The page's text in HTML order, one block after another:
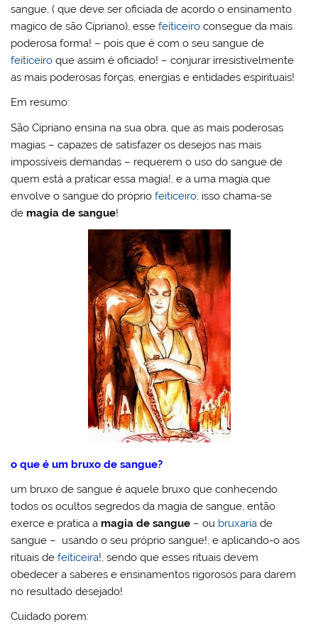
sangue, ( que deve ser oficiada de acordo o ensinamento
magico de são Cipriano), essefeiticeiro consegue da mais
poderosa forma! – pois que é com o seu sangue de
feiticeiro que assim é oficiado! – conjurar irresistivelmente
as mais poderosas forças, energias e entidades espirituais!
Em resumo:
São Cipriano ensina na sua obra, que as mais poderosas
magias – capazes de satisfazer os desejos nas mais
impossíveis demandas – requerem o uso do sangue de
quem está a praticar essa magia!, e a uma magia que
envolve o sangue do própriofeiticeiro, isso chama-se
de magia de sangue!
o que é um bruxo de sangue?
um bruxo de sangue é aquele bruxo que conhecendo
todos os ocultos segredos da magia de sangue, então
exerce e pratica a magia de sangue – ou bruxaria de
sangue – usando o seu próprio sangue!, e aplicando-o aos
rituais defeiticeira!, sendo que esses rituais devem
obedecer a saberes e ensinamentos rigorosos para darem
no resultado desejado!
Cuidado porem: